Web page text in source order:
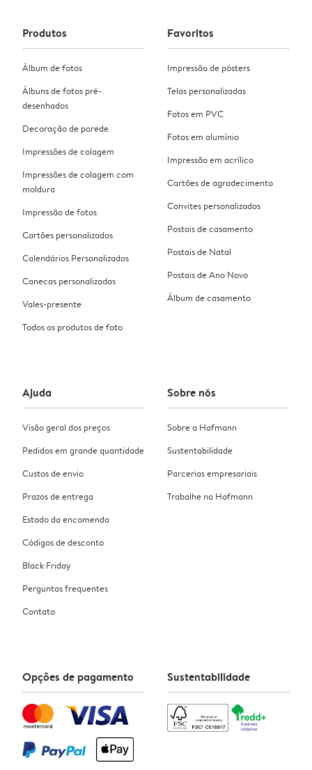
Produtos
Álbum de fotos
Álbuns de fotos pré-
desenhados
Decoração de parede
Impressões de colagem
Impressões de colagem com
moldura
Impressão de fotos
Cartões personalizados
Calendários Personalizados
Canecas personalizadas
Vales-presente
Todos os produtos de foto
Favoritos
Impressão de pósters
Telas personalizadas
Fotos em PVC
Fotos em alumínio
Impressão em acrílico
Cartões de agradecimento
Convites personalizados
Postais de casamento
Postais de Natal
Postais de Ano Novo
Álbum de casamento
Ajuda
Visão geral dos preços
Pedidos em grande quantidade
Custos de envio
Prazos de entrega
Estado da encomenda
Códigos de desconto
Black Friday
Perguntas frequentes
Contato
Sobre nós
Sobre a Hofmann
Sustentabilidade
Parcerias empresariais
Trabalhe na Hofmann
Opções de pagamento Sustentabilidade